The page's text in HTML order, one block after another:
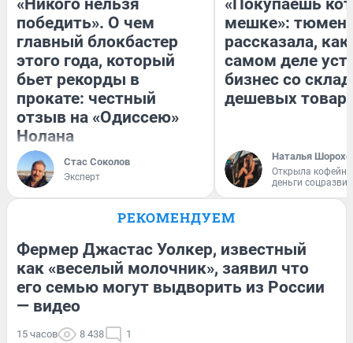
победить». О чем
главный блокбастер
этого года, который
бьет рекорды в
прокате: честный
отзыв на «Одиссею»
Нолана
Стас Соколов
Эксперт
мешке»:
рассказала, как
самом деле
бизнес со
дешевых
Наталья
Открыла
деньги
РЕКОМЕНДУЕМ
Фермер Джастас Уолкер, известный
как «веселый молочник», заявил что
его семью могут выдворить из России
— видео
15 часов 8 438 1